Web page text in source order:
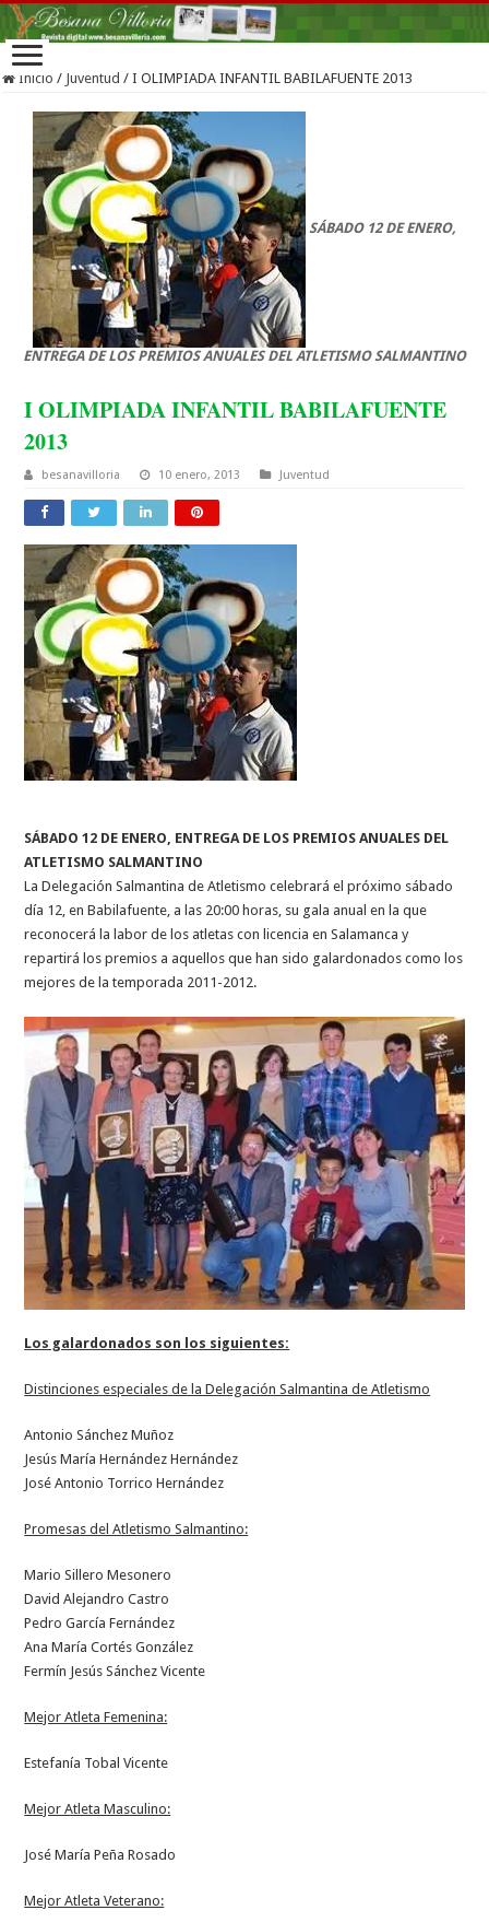
Inicio / Juventud / I OLIMPIADA INFANTIL BABILAFUENTE 2013
SÁBADO 12 DE ENERO,
ENTREGA DE LOS PREMIOS ANUALES DEL ATLETISMO SALMANTINO
I OLIMPIADA INFANTIL BABILAFUENTE
2013
besanavilloria 10 enero, 2013 Juventud
SÁBADO 12 DE ENERO, ENTREGA DE LOS PREMIOS ANUALES DEL
ATLETISMO SALMANTINO
La Delegación Salmantina de Atletismo celebrará el próximo sábado
día 12, en Babilafuente, a las 20:00 horas, su gala anual en la que
reconocerá la labor de los atletas con licencia en Salamanca y
repartirá los premios a aquellos que han sido galardonados como los
mejores de la temporada 2011-2012.
Los galardonados son los siguientes:
Distinciones especiales de la Delegación Salmantina de Atletismo
Antonio Sánchez Muñoz
Jesús María Hernández Hernández
José Antonio Torrico Hernández
Promesas del Atletismo Salmantino:
Mario Sillero Mesonero
David Alejandro Castro
Pedro García Fernández
Ana María Cortés González
Fermín Jesús Sánchez Vicente
Mejor Atleta Femenina:
Estefanía Tobal Vicente
Mejor Atleta Masculino:
José María Peña Rosado
Mejor Atleta Veterano: